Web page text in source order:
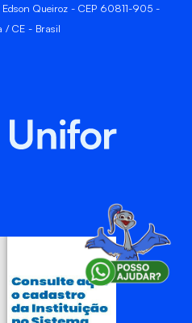
Edson Queiroz - CEP 60811-905 -
/ CE - Brasil